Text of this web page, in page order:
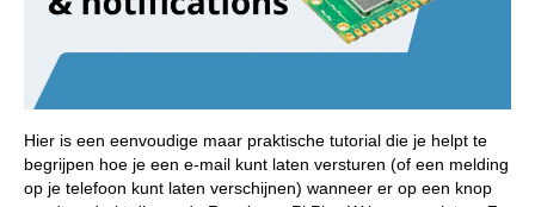
Hier is een eenvoudige maar praktische tutorial die je helpt te
begrijpen hoe je een e-mail kunt laten versturen (of een melding
op je telefoon kunt laten verschijnen) wanneer er op een knop